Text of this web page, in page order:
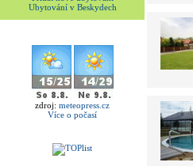
Ubytování v Beskydech
zdroj: meteopress.cz
Více o počasí